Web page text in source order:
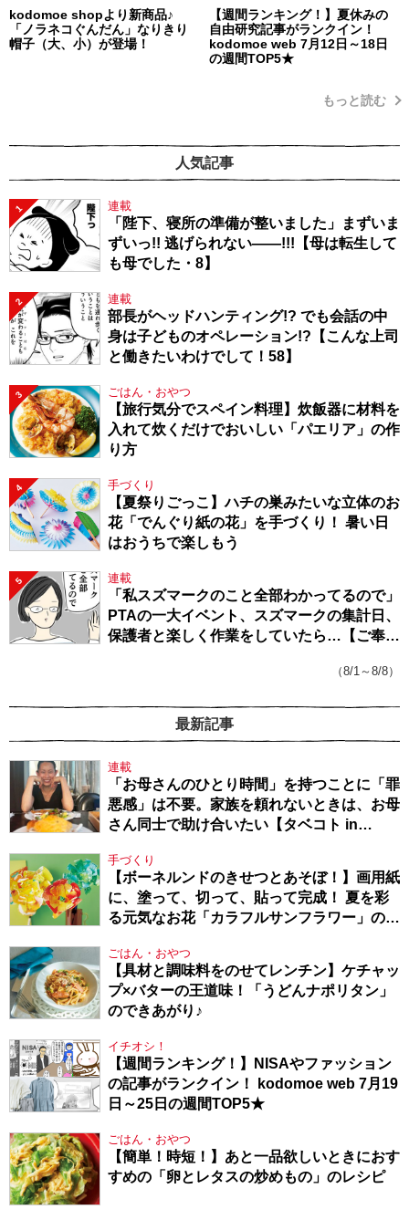
kodomoe shopより新商品♪
「ノラネコぐんだん」なりきり
帽子（大、小）が登場！
【週間ランキング！】夏休みの
自由研究記事がランクイン！
kodomoe web 7月12日～18日
の週間TOP5★
もっと読む
人気記事
1 連載
「陛下、寝所の準備が整いました」まずいま
ずいっ!! 逃げられない――!!!【母は転生して
も母でした・8】
2 連載
部長がヘッドハンティング!? でも会話の中
身は子どものオペレーション!?【こんな上司
と働きたいわけでして！58】
3 ごはん・おやつ
【旅行気分でスペイン料理】炊飯器に材料を
入れて炊くだけでおいしい「パエリア」の作
り方
4 手づくり
【夏祭りごっこ】ハチの巣みたいな立体のお
花「でんぐり紙の花」を手づくり！ 暑い日
はおうちで楽しもう
5 連載
「私スズマークのこと全部わかってるので」
PTAの一大イベント、スズマークの集計日、
保護者と楽しく作業をしていたら…【ご奉仕
（8/1～8/8）
最新記事
連載
「お母さんのひとり時間」を持つことに「罪
悪感」は不要。家族を頼れないときは、お母
さん同士で助け合いたい【タベコト in
手づくり
【ボーネルンドのきせつとあそぼ！】画用紙
に、塗って、切って、貼って完成！ 夏を彩
る元気なお花「カラフルサンフラワー」の作
ごはん・おやつ
【具材と調味料をのせてレンチン】ケチャッ
プ×バターの王道味！「うどんナポリタン」
のできあがり♪
イチオシ！
【週間ランキング！】NISAやファッション
の記事がランクイン！ kodomoe web 7月19
日～25日の週間TOP5★
ごはん・おやつ
【簡単！時短！】あと一品欲しいときにおす
すめの「卵とレタスの炒めもの」のレシピ